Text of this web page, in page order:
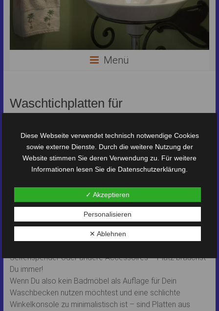
Menü
Waschtichplatten für
und schnelle Montage
Platten für Aufsatzwaschbecken
– doppelter Nutzen!
Fertige Waschtischplatten sind die schnellste Lösung zur
Montage Deines neuen Aufsatzwaschbeckens. Die
Bohrung für den Ablauf ist bereits drin. Ein weiterer Vorteil
dieser Waschtische besteht darin, daß Du damit
Seifenspender oder andere Accessoires – Platz brauchst
Du immer!
Wenn Du also kein Badmöbel als Auflage für Dein
Waschbecken nutzen möchtest und eine schlichte
Winkelkonsole zu minimalistisch ist – sind Platten aus
Diese Webseite verwendet technisch notwendige Cookies
sowie externe Dienste. Durch die weitere Nutzung der
Website stimmen Sie deren Verwendung zu. Für weitere
Informationen lesen Sie die Datenschutzerklärung
✓ Akzeptieren
Personalisieren
✕ Ablehnen